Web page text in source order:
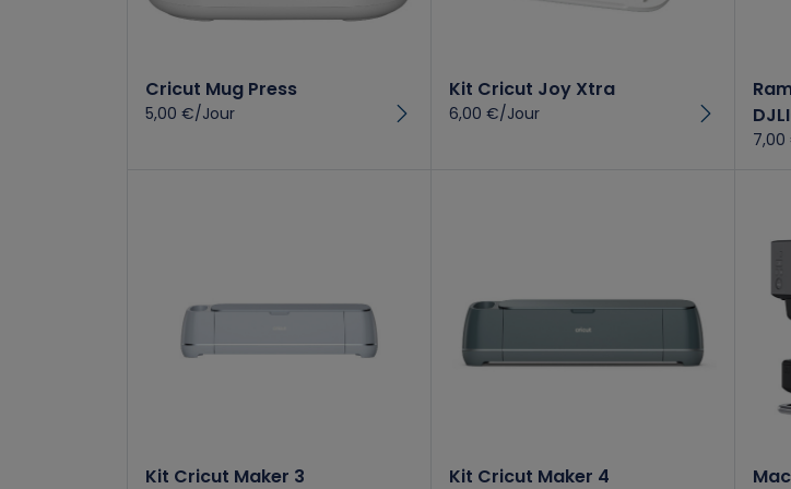
Cricut Mug Press
5,00 €/Jour
Kit Cricut Joy Xtra
6,00 €/Jour
Kit Cricut Maker 3 Kit Cricut Maker 4